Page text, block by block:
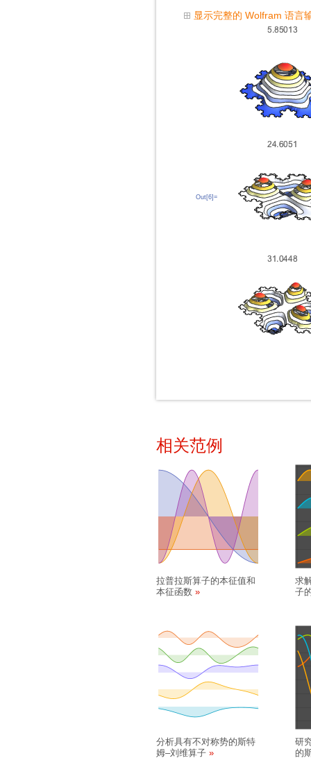
显示完整的 Wolfram 语言
Out[6]=
相关范例
拉普拉斯算子的本征值和
本征函数
求
子
分析具有不对称势的斯特
姆–刘维算子
研
的